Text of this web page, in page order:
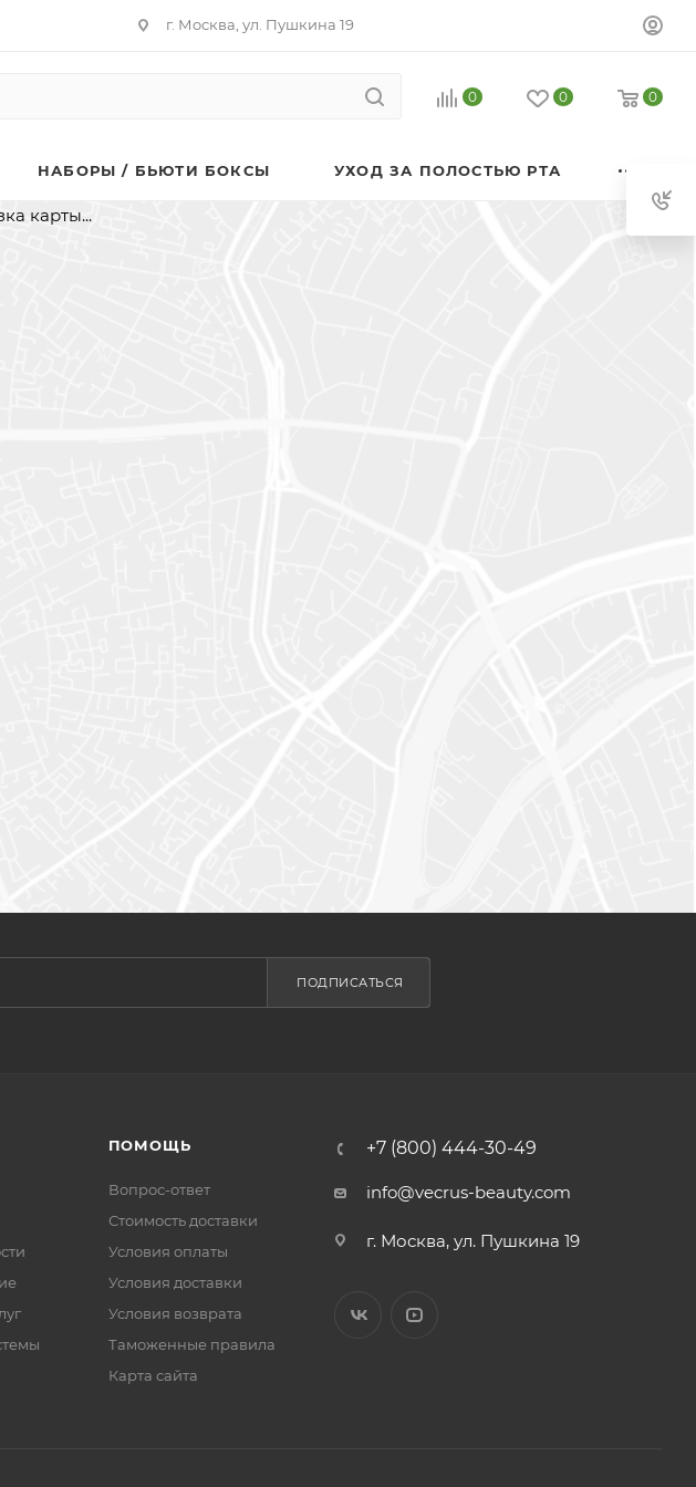
г. Москва, ул. Пушкина 19
0 0 0
НАБОРЫ / БЬЮТИ БОКСЫ УХОД ЗА ПОЛОСТЬЮ РТА
карты...
ПОДПИСАТЬСЯ
ПОМОЩЬ
Вопрос-ответ
Стоимость доставки
Условия оплаты
Условия доставки
Условия возврата
Таможенные правила
Карта сайта
+7 (800) 444-30-49
info@vecrus-beauty.com
г. Москва, ул. Пушкина 19